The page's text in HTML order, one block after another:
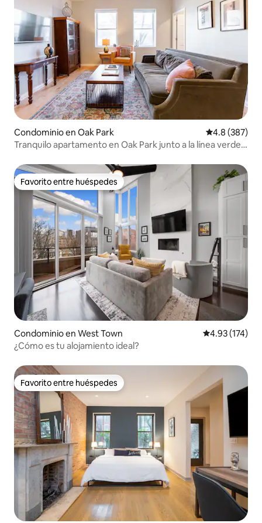
Condominio en Oak Park Calificación
4.8 (387)
Tranquilo apartamento en Oak Park junto a la línea verde
Favorito entre huéspedes
Favorito entre huéspedes
Condominio en West Town Calificación
4.93 (174)
¿Cómo es tu alojamiento ideal?
Favorito entre huéspedes
Favorito entre huéspedes